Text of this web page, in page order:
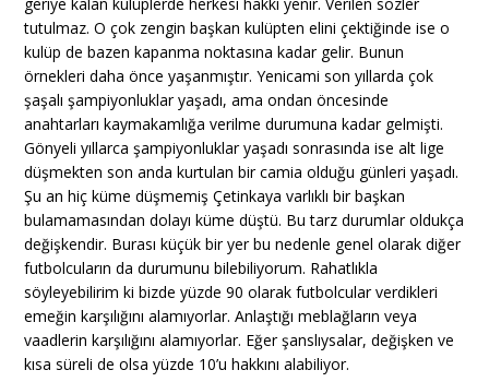
tutulmaz. O çok zengin başkan kulüpten elini çektiğinde ise o
kulüp de bazen kapanma noktasına kadar gelir. Bunun
örnekleri daha önce yaşanmıştır. Yenicami son yıllarda çok
şaşalı şampiyonluklar yaşadı, ama ondan öncesinde
anahtarları kaymakamlığa verilme durumuna kadar gelmişti.
Gönyeli yıllarca şampiyonluklar yaşadı sonrasında ise alt lige
düşmekten son anda kurtulan bir camia olduğu günleri yaşadı.
Şu an hiç küme düşmemiş Çetinkaya varlıklı bir başkan
bulamamasından dolayı küme düştü. Bu tarz durumlar oldukça
değişkendir. Burası küçük bir yer bu nedenle genel olarak diğer
futbolcuların da durumunu bilebiliyorum. Rahatlıkla
söyleyebilirim ki bizde yüzde 90 olarak futbolcular verdikleri
emeğin karşılığını alamıyorlar. Anlaştığı meblağların veya
vaadlerin karşılığını alamıyorlar. Eğer şanslıysalar, değişken ve
kısa süreli de olsa yüzde 10’u hakkını alabiliyor.